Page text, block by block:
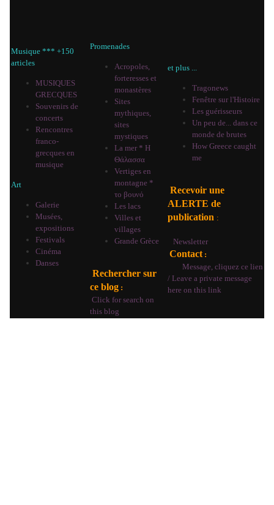
Musique *** +150
articles
MUSIQUES
GRECQUES
Souvenirs de
concerts
Rencontres
franco-
grecques en
musique
Art
Galerie
Musées,
expositions
Festivals
Cinéma
Danses
Promenades
Acropoles,
forteresses et
monastères
Sites
mythiques,
sites
mystiques
La mer * Η
Θάλασσα
Vertiges en
montagne *
το βουνό
Les lacs
Villes et
villages
Grande Grèce
Rechercher sur
ce blog :
Click for search on
this blog
et plus ...
Tragonews
Fenêtre sur l'Histoire
Les guérisseurs
Un peu de... dans ce
monde de brutes
How Greece caught
me
Recevoir une
ALERTE de
publication :
Newsletter
Contact:
Message, cliquez ce lien
/ Leave a private message
here on this link